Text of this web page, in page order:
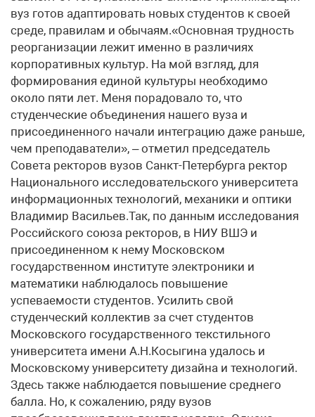
вуз готов адаптировать новых студентов к своей
среде, правилам и обычаям.«Основная трудность
реорганизации лежит именно в различиях
корпоративных культур. На мой взгляд, для
формирования единой культуры необходимо
около пяти лет. Меня порадовало то, что
студенческие объединения нашего вуза и
присоединенного начали интеграцию даже раньше,
чем преподаватели», – отметил председатель
Совета ректоров вузов Санкт-Петербурга ректор
Национального исследовательского университета
информационных технологий, механики и оптики
Владимир Васильев.Так, по данным исследования
Российского союза ректоров, в НИУ ВШЭ и
присоединенном к нему Московском
государственном институте электроники и
математики наблюдалось повышение
успеваемости студентов. Усилить свой
студенческий коллектив за счет студентов
Московского государственного текстильного
университета имени А.Н.Косыгина удалось и
Московскому университету дизайна и технологий.
Здесь также наблюдается повышение среднего
балла. Но, к сожалению, ряду вузов